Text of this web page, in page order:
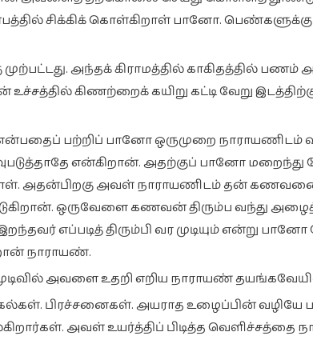
சிக்கிக் கொள்கிறாள் பானோ.
அந்தக் கிராமத்தில் காகிதத்தில் பணம்
கிணற்றைக் கயிறு கட்டி வேறு
பற்றிப் பானோ ஒருமுறை நாராயணிடம்
என்கிறான். அதற்குப் பானோ
அதன்பிறகு அவள் நாராயணிடம் தன்
ஒருவேளை கணவன் திரும்ப வந்து
எப்படித் திரும்பி வர முடியும் என்று
நாராயண்.
அவளை உதறி எறிய நாராயண்
பிரச்சனைகள். அயராத உழைப்பின்
அவள் உயர்த்திப் பிடித்த வெளிச்சத்தை